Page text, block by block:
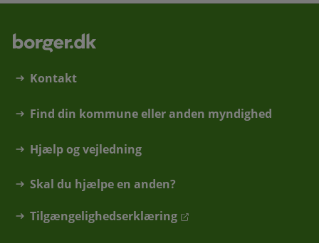
Kontakt
Find din kommune eller anden myndighed
Hjælp og vejledning
Skal du hjælpe en anden?
Tilgængelighedserklæring